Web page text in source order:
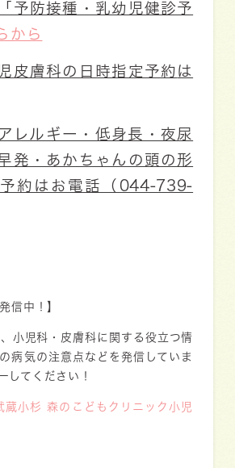
「予防接種・乳幼児健診予
から
皮膚科の日時指定予約 は
レルギー・低身長・夜尿
発・あかちゃんの頭の形
約はお電話（044-739-
信中！】
小児科・皮膚科に関する役立つ情
病気の注意点などを発信していま
してください！
蔵小杉 森のこどもクリニック小児